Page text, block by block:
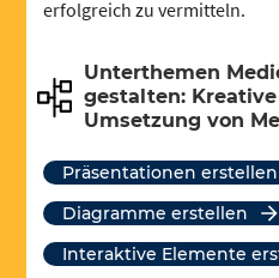
erfolgreich zu vermitteln.
Unterthemen
gestalten:
Umsetzung von
Präsentationen erstellen
Diagramme erstellen
Interaktive Elemente